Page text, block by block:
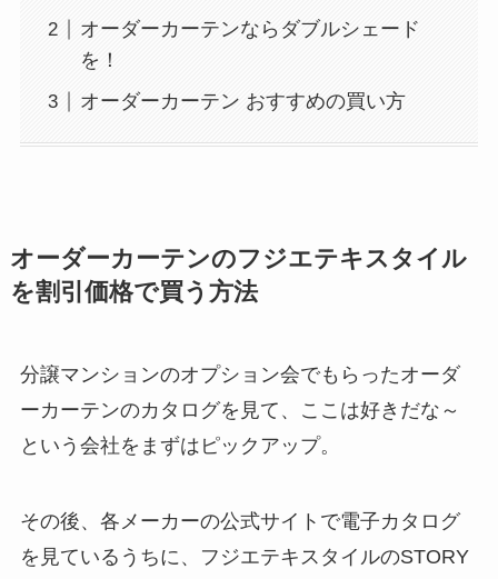
オーダーカーテンならダブルシェード
を！
オーダーカーテン おすすめの買い方
オーダーカーテンのフジエテキスタイル
を割引価格で買う方法
分譲マンションのオプション会でもらったオーダ
ーカーテンのカタログを見て、ここは好きだな～
という会社をまずはピックアップ。
その後、各メーカーの公式サイトで電子カタログ
を見ているうちに、フジエテキスタイルのSTORY